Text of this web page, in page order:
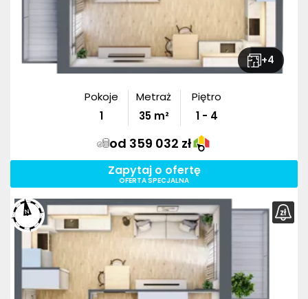
+4
Pokoje
1
Metraż
35m²
Piętro
1 - 4
od 359 032 zł
Zapytaj o ofertę
OFERTA SPECJALNA